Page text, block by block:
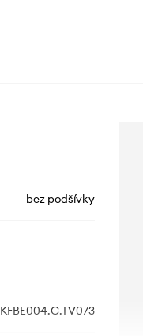
bez podšívky
KFBE004.C.TV073